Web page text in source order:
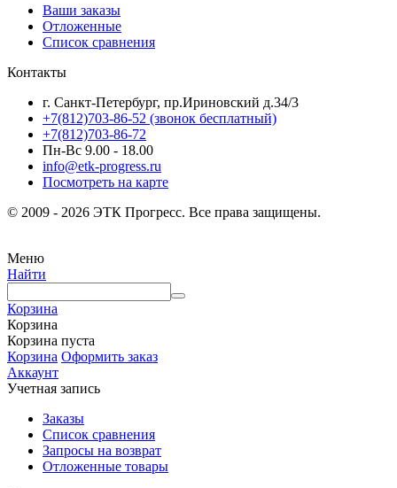
Ваши заказы
Отложенные
Список сравнения
Контакты
г. Санкт-Петербург, пр.Ириновский д.34/3
+7(812)703-86-52 (звонок бесплатный)
+7(812)703-86-72
Пн-Вс 9.00 - 18.00
info@etk-progress.ru
Посмотреть на карте
© 2009 - 2026 ЭТК Прогресс. Все права защищены.
Меню
Найти
Корзина
Корзина
Корзина пуста
Корзина Оформить заказ
Аккаунт
Учетная запись
Заказы
Список сравнения
Запросы на возврат
Отложенные товары